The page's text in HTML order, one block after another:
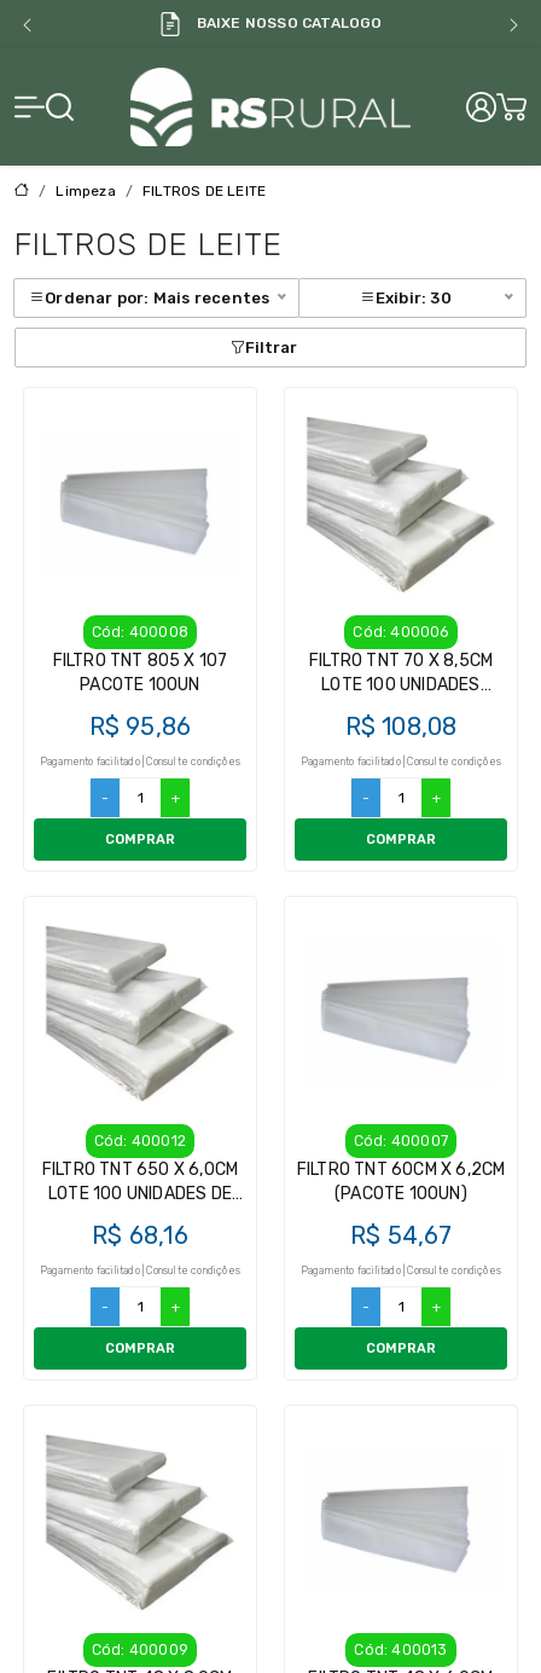
BAIXE NOSSO CATALOGO
RS Rural
Limpeza FILTROS DE LEITE
FILTROS DE LEITE
Ordenar por: Mais recentes Exibir: 30
Filtrar
Cód: 400008
FILTRO TNT 805 X 107
PACOTE 100UN
R$ 95,86
Pagamento facilitado | Consulte condições
- +
COMPRAR
Cód: 400006
FILTRO TNT 70 X 8,5CM
LOTE 100 UNIDADES
R$ 108,08
Pagamento facilitado | Consulte condições
- +
COMPRAR
Cód: 400012
FILTRO TNT 650 X 6,0CM
LOTE 100 UNIDADES DE
R$ 68,16
Pagamento facilitado | Consulte condições
- +
COMPRAR
Cód: 400007
FILTRO TNT 60CM X 6,2CM
(PACOTE 100UN)
R$ 54,67
Pagamento facilitado | Consulte condições
- +
COMPRAR
Cód: 400009 Cód: 400013